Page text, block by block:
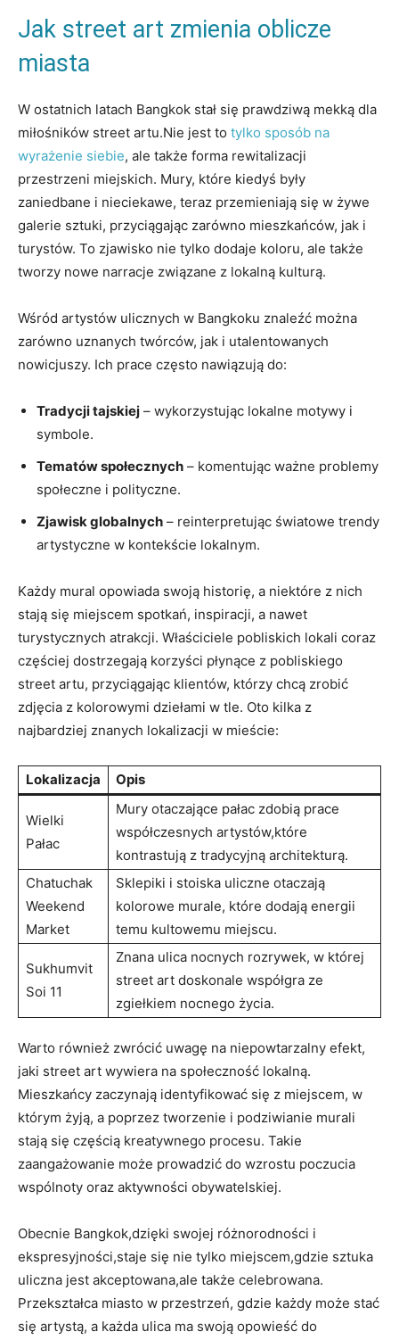
Jak street art zmienia oblicze
miasta
W ostatnich latach Bangkok stał się prawdziwą mekką dla
miłośników street artu.Nie jest to tylko sposób na
wyrażenie siebie, ale także forma rewitalizacji
przestrzeni miejskich. Mury, które kiedyś były
zaniedbane i nieciekawe, teraz przemieniają się w żywe
galerie sztuki, przyciągając zarówno mieszkańców, jak i
turystów. To zjawisko nie tylko dodaje koloru, ale także
tworzy nowe narracje związane z lokalną kulturą.
Wśród artystów ulicznych w Bangkoku znaleźć można
zarówno uznanych twórców, jak i utalentowanych
nowicjuszy. Ich prace często nawiązują do:
Tradycji tajskiej – wykorzystując lokalne motywy i
symbole.
Tematów społecznych – komentując ważne problemy
społeczne i polityczne.
Zjawisk globalnych – reinterpretując światowe trendy
artystyczne w kontekście lokalnym.
Każdy mural opowiada swoją historię, a niektóre z nich
stają się miejscem spotkań, inspiracji, a nawet
turystycznych atrakcji. Właściciele pobliskich lokali coraz
częściej dostrzegają korzyści płynące z pobliskiego
street artu, przyciągając klientów, którzy chcą zrobić
zdjęcia z kolorowymi dziełami w tle. Oto kilka z
najbardziej znanych lokalizacji w mieście:
Lokalizacja Opis
Wielki
Pałac
Mury otaczające pałac zdobią prace
współczesnych artystów,które
kontrastują z tradycyjną architekturą.
Chatuchak
Weekend
Market
Sklepiki i stoiska uliczne otaczają
kolorowe murale, które dodają energii
temu kultowemu miejscu.
Sukhumvit
Soi 11
Znana ulica nocnych rozrywek, w której
street art doskonale współgra ze
zgiełkiem nocnego życia.
Warto również zwrócić uwagę na niepowtarzalny efekt,
jaki street art wywiera na społeczność lokalną.
Mieszkańcy zaczynają identyfikować się z miejscem, w
którym żyją, a poprzez tworzenie i podziwianie murali
stają się częścią kreatywnego procesu. Takie
zaangażowanie może prowadzić do wzrostu poczucia
wspólnoty oraz aktywności obywatelskiej.
Obecnie Bangkok,dzięki swojej różnorodności i
ekspresyjności,staje się nie tylko miejscem,gdzie sztuka
uliczna jest akceptowana,ale także celebrowana.
Przekształca miasto w przestrzeń, gdzie każdy może stać
się artystą, a każda ulica ma swoją opowieść do